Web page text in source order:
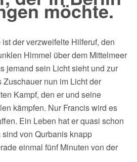
möchte.
der verzweifelte Hilferuf, den
Himmel über dem Mittelmeer
jemand sein Licht sieht und zur
nun im Licht der
Kampf, den er und seine
kämpfen. Nur Francis wird es
Ein Leben hat er quasi schon
von Qurbanis knapp
einmal fünf Minuten von der